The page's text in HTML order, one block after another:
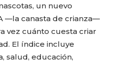
un nuevo
—la canasta de crianza—
vez cuánto cuesta criar
El índice incluye
salud, educación,